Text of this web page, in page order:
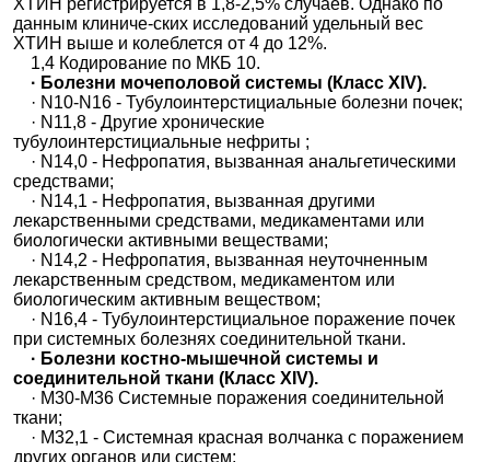
ХТИН регистрируется в 1,8-2,5% случаев. Однако по
данным клиниче-ских исследований удельный вес
ХТИН выше и колеблется от 4 до 12%.
1,4 Кодирование по МКБ 10.
· Болезни мочеполовой системы (Класс XIV).
· N10-N16 - Тубулоинтерстициальные болезни почек;
· N11,8 - Другие хронические
тубулоинтерстициальные нефриты ;
· N14,0 - Нефропатия, вызванная анальгетическими
средствами;
· N14,1 - Нефропатия, вызванная другими
лекарственными средствами, медикаментами или
биологически активными веществами;
· N14,2 - Нефропатия, вызванная неуточненным
лекарственным средством, медикаментом или
биологическим активным веществом;
· N16,4 - Тубулоинтерстициальное поражение почек
при системных болезнях соединительной ткани.
· Болезни костно-мышечной системы и
соединительной ткани (Класс XIV).
· M30-M36 Системные поражения соединительной
ткани;
· M32,1 - Системная красная волчанка с поражением
других органов или систем;